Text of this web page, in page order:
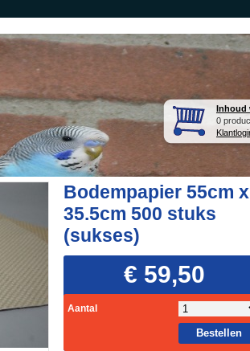
Inhoud
0
Bodempapier 55cm x
35.5cm 500 stuks
(sukses)
€ 59,50
Aantal
Bestellen